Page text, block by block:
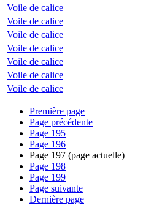
Voile de calice
Voile de calice
Voile de calice
Voile de calice
Voile de calice
Voile de calice
Voile de calice
Première page
Page précédente
Page 195
Page 196
Page 197 (page actuelle)
Page 198
Page 199
Page suivante
Dernière page